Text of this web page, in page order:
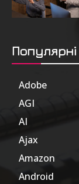
Adobe
AGI
AI
Ajax
Amazon
Android